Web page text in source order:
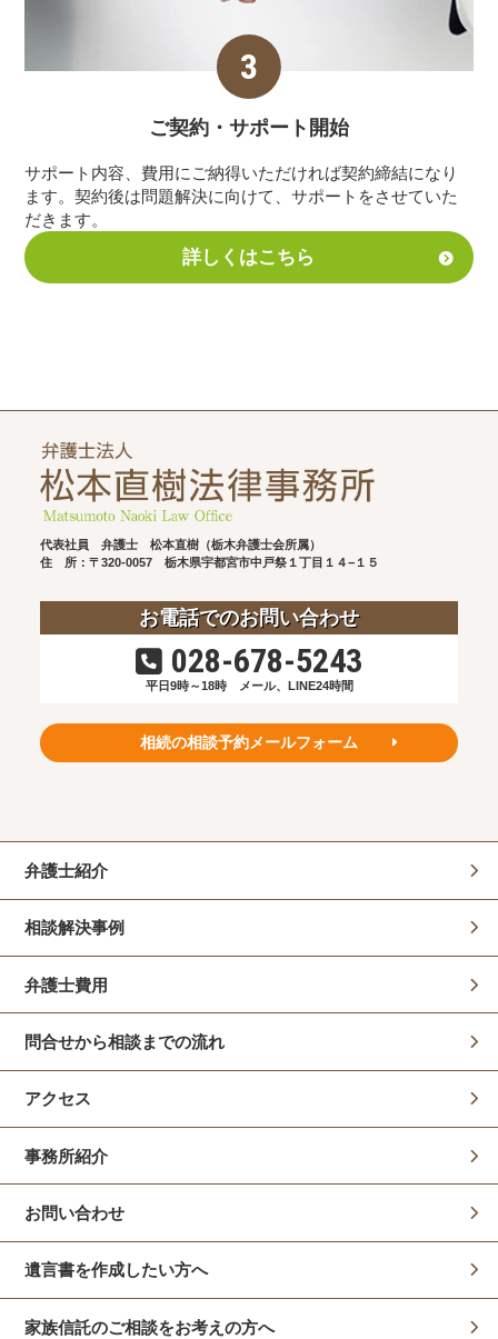
ご契約・サポート 開始
サポート内容、費用にご納得いただければ契約締結になり
ます。契約後は問題解決に向けて、サポートをさせていた
だきます。
詳しくはこちら
代表社員 弁護士 松本直樹（栃木弁護士会所属）
住 所：〒320-0057 栃木県宇都宮市中戸祭１丁目１４−１５
お電話でのお問い合わせ
028-678-5243
平日9時～18時 メール、LINE24時間
相続の相談予約メールフォーム
弁護士紹介
相談解決事例
弁護士費用
問合せから相談までの流れ
アクセス
事務所紹介
お問い合わせ
遺言書を作成したい方へ
家族信託のご相談をお考えの方へ